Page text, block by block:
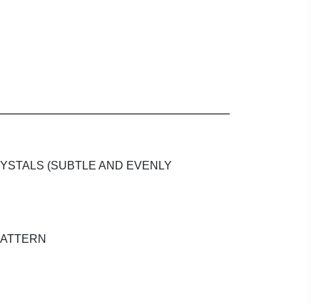
(SUBTLE AND EVENLY